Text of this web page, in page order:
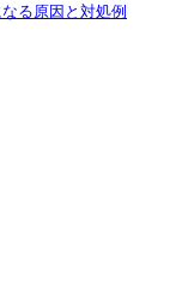
る原因と対処例